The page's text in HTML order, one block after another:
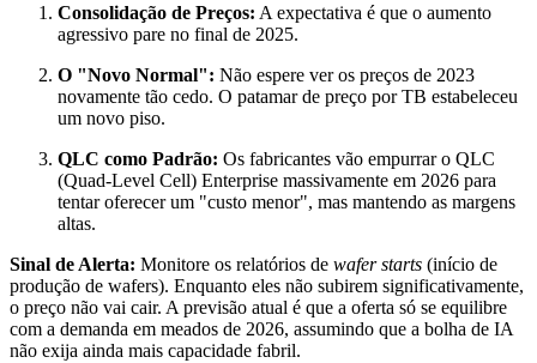
Consolidação de Preços: A expectativa é que o aumento
agressivo pare no final de 2025.
O "Novo Normal": Não espere ver os preços de 2023
novamente tão cedo. O patamar de preço por TB estabeleceu
um novo piso.
QLC como Padrão: Os fabricantes vão empurrar o QLC
(Quad-Level Cell) Enterprise massivamente em 2026 para
tentar oferecer um "custo menor", mas mantendo as margens
altas.
Sinal de Alerta: Monitore os relatórios de wafer starts (início de
produção de wafers). Enquanto eles não subirem significativamente,
o preço não vai cair. A previsão atual é que a oferta só se equilibre
com a demanda em meados de 2026, assumindo que a bolha de IA
não exija ainda mais capacidade fabril.